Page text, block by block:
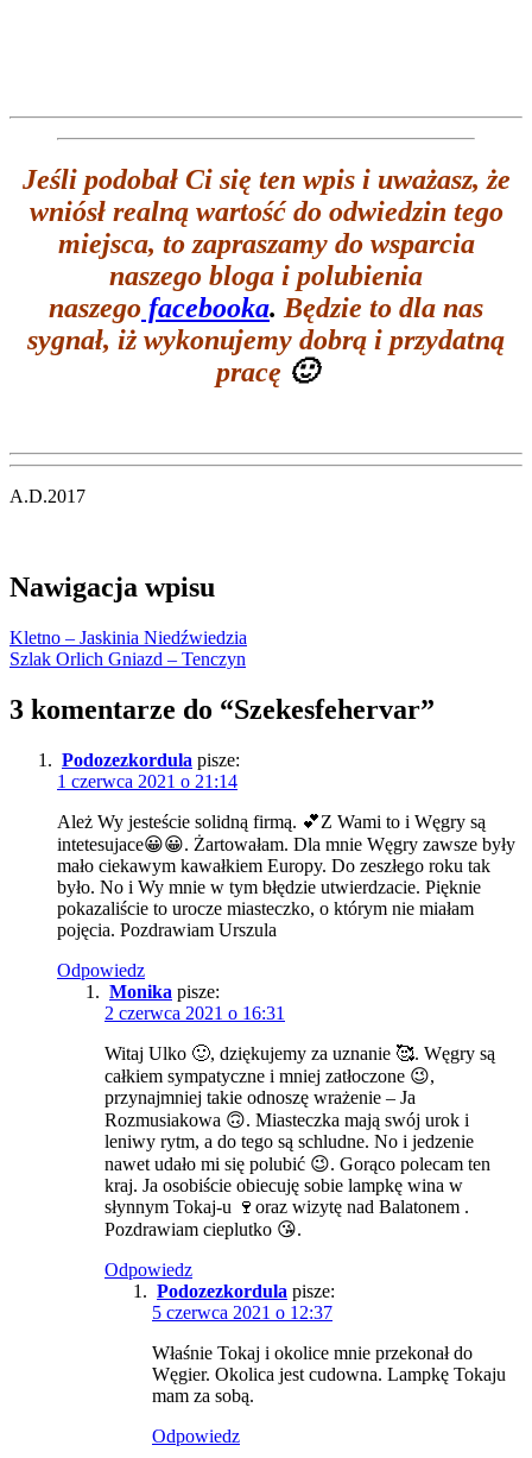
Jeśli podobał Ci się ten wpis iuważasz, że
wniósł realną wartość do odwiedzin tego
miejsca, to zapraszamy do wsparcia
naszego bloga i polubienia
naszego facebooka. Będzie to dla nas
sygnał, iż wykonujemy dobrą i przydatną
pracę 🙂
A.D.2017
Nawigacja wpisu
Kletno – Jaskinia Niedźwiedzia
Szlak Orlich Gniazd – Tenczyn
3 komentarze do “Szekesfehervar”
Podozezkordula pisze:
1 czerwca 2021 o 21:14
Ależ Wy jesteście solidną firmą. 💕Z Wami to i Węgry są
intetesujace😀😀. Żartowałam. Dla mnie Węgry zawsze były
mało ciekawym kawałkiem Europy. Do zeszłego roku tak
było. No i Wy mnie w tym błędzie utwierdzacie. Pięknie
pokazaliście to urocze miasteczko, o którym nie miałam
pojęcia. Pozdrawiam Urszula
Odpowiedz
Monika pisze:
2 czerwca 2021 o 16:31
Witaj Ulko 🙂, dziękujemy za uznanie 🥰. Węgry są
całkiem sympatyczne i mniej zatłoczone 😉,
przynajmniej takie odnoszę wrażenie – Ja
Rozmusiakowa 🙃. Miasteczka mają swój urok i
leniwy rytm, a do tego są schludne. No i jedzenie
nawet udało mi się polubić 😉. Gorąco polecam ten
kraj. Ja osobiście obiecuję sobie lampkę wina w
słynnym Tokaj-u 🍷oraz wizytę nad Balatonem .
Pozdrawiam cieplutko 😘.
Odpowiedz
Podozezkordula pisze:
5 czerwca 2021 o 12:37
Właśnie Tokaj i okolice mnie przekonał do
Węgier. Okolica jest cudowna. Lampkę Tokaju
mam za sobą.
Odpowiedz